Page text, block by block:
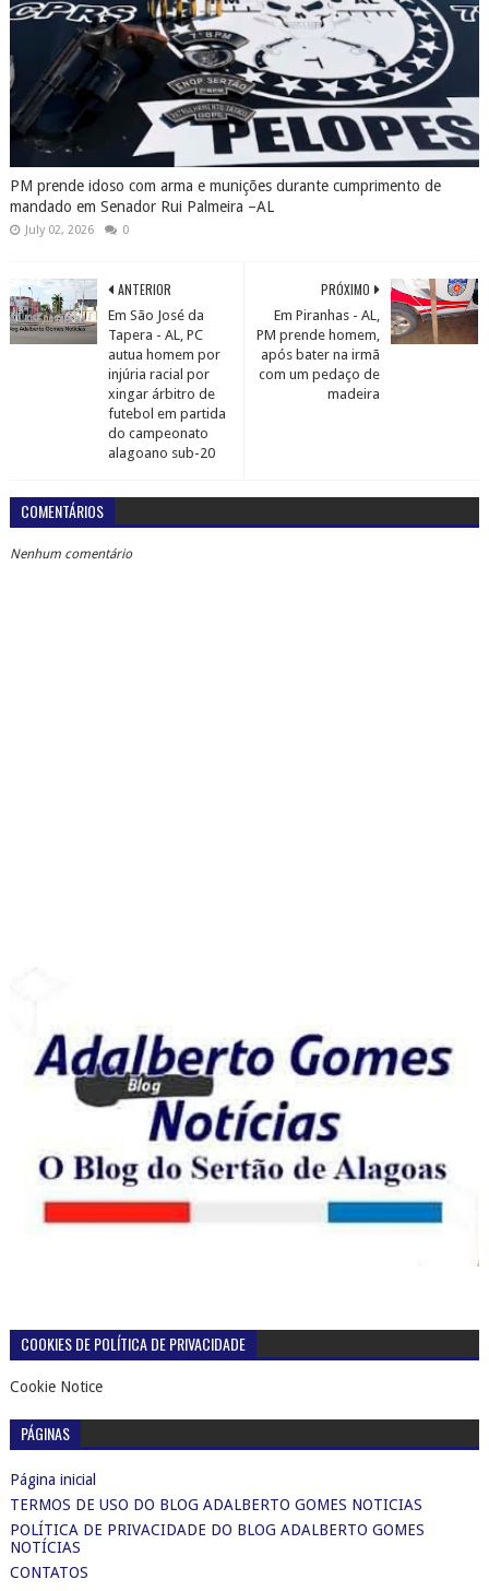
PM prende idoso com arma e munições durante cumprimento de
mandado em Senador Rui Palmeira –AL
July 02, 2026 0
PRÓXIMO
Em Piranhas - AL,
PM prende homem,
após bater na irmã
com um pedaço de
madeira
ANTERIOR
Em São José da
Tapera - AL, PC
autua homem por
injúria racial por
xingar árbitro de
futebol em partida
do campeonato
alagoano sub-20
COMENTÁRIOS
Nenhum comentário
COOKIES DE POLÍTICA DE PRIVACIDADE
Cookie Notice
PÁGINAS
Página inicial
TERMOS DE USO DO BLOG ADALBERTO GOMES NOTICIAS
POLÍTICA DE PRIVACIDADE DO BLOG ADALBERTO GOMES
NOTÍCIAS
CONTATOS